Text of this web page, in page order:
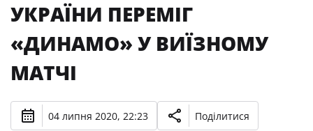
УКРАЇНИ ПЕРЕМІГ
«ДИНАМО» У ВИЇЗНОМУ
МАТЧІ
04 липня 2020, 22:23 Поділитися